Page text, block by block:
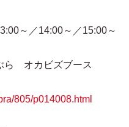
～／14:00～／15:00～
ら オカビズブース
805/p014008.html